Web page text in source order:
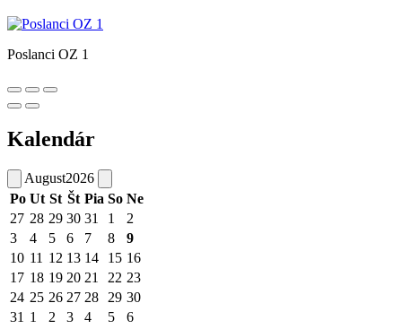
Poslanci OZ 1
Kalendár
August2026
Po Ut St Št Pia So Ne
27 28 29 30 31 1
2
3
4 5 6 7 8
9
10 11 12 13 14 15 16
17 18 19 20 21 22 23
24 25 26 27 28 29 30
31 1 2 3 4 5 6